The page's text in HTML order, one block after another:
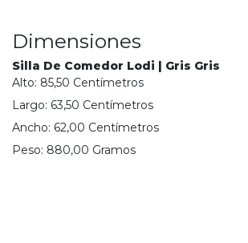
Dimensiones
Silla De Comedor Lodi | Gris Gris
Alto: 85,50 Centímetros
Largo: 63,50 Centímetros
Ancho: 62,00 Centímetros
Peso: 880,00 Gramos